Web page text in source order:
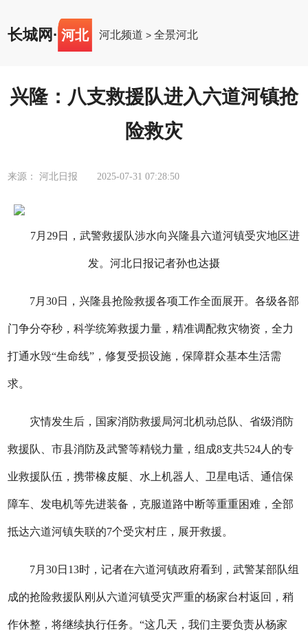
长城网 · 河北 河北频道 >全景河北
兴隆：八支救援队进入六道河镇抢
险救灾
来源： 河北日报 2025-07-31 07:28:50
7月29日，武警救援队涉水向兴隆县六道河镇受灾地区进
发。河北日报记者孙也达摄
7月30日，兴隆县抢险救援各项工作全面展开。各级各部
门争分夺秒，科学统筹救援力量，精准调配救灾物资，全力
打通水毁“生命线”，修复受损设施，保障群众基本生活需
求。
灾情发生后，国家消防救援局河北机动总队、省级消防
救援队、市县消防及武警等精锐力量，组成8支共524人的专
业救援队伍，携带橡皮艇、水上机器人、卫星电话、通信保
障车、发电机等先进装备，克服道路中断等重重困难，全部
抵达六道河镇失联的7个受灾村庄，展开救援。
7月30日13时，记者在六道河镇政府看到，武警某部队组
成的抢险救援队刚从六道河镇受灾严重的杨家台村返回，稍
作休整，将继续执行任务。“这几天，我们主要负责从杨家